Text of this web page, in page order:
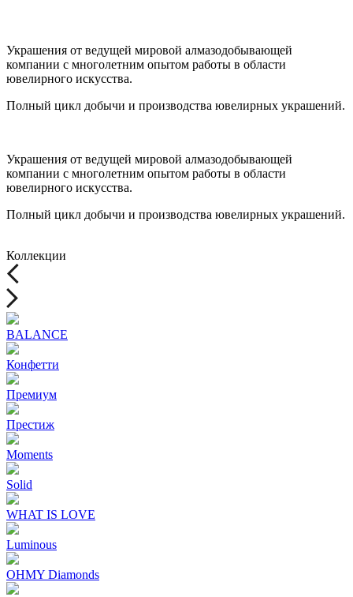
Украшения от ведущей мировой алмазодобывающей
компании с многолетним опытом работы в области
ювелирного искусства.
Полный цикл добычи и производства ювелирных украшений.
Украшения от ведущей мировой алмазодобывающей
компании с многолетним опытом работы в области
ювелирного искусства.
Полный цикл добычи и производства ювелирных украшений.
Коллекции
BALANCE
Конфетти
Премиум
Престиж
Moments
Solid
WHAT IS LOVE
Luminous
OHMY Diamonds